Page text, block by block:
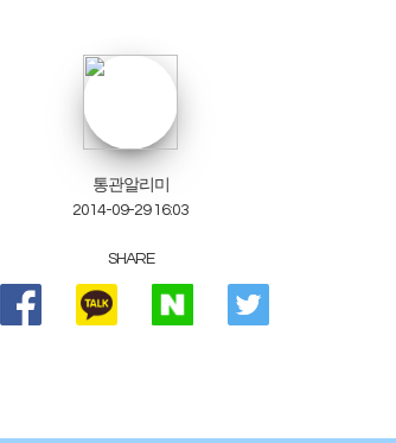
통관알리미
2014-09-29 16:03
SHARE